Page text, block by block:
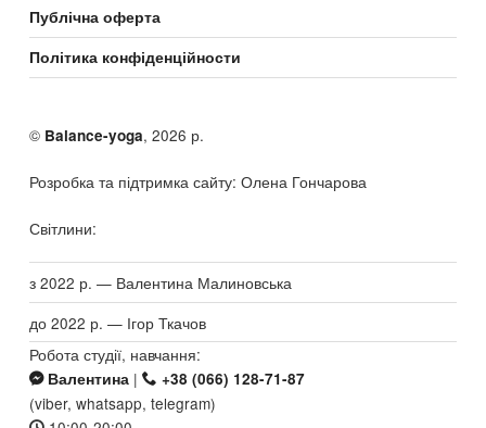
Публічна оферта
Політика конфіденційности
© Balance-yoga, 2026 р.
Розробка та підтримка сайту: Олена Гончарова
Світлини:
з 2022 р. — Валентина Малиновська
до 2022 р. — Ігор Ткачов
Робота студії, навчання:
Валентина | +38 (066) 128-71-87
(viber, whatsapp, telegram)